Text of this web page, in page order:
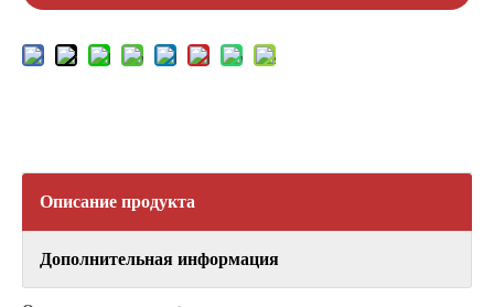
Описание продукта
Дополнительная информация